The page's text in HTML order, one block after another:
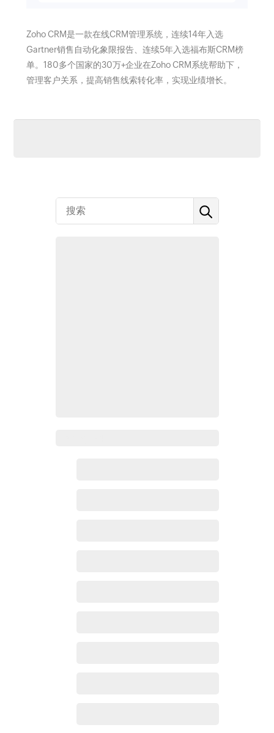
Zoho CRM是一款在线CRM管理系统，连续14年入选
Gartner销售自动化象限报告、连续5年入选福布斯CRM榜
单。180多个国家的30万+企业在Zoho CRM系统帮助下，
管理客户关系，提高销售线索转化率，实现业绩增长。